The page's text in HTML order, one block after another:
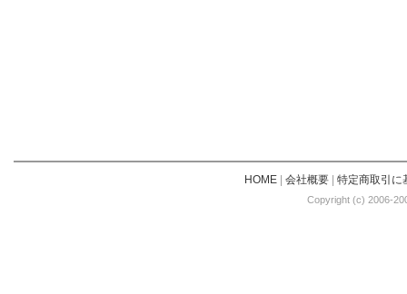
HOME| 会社概要| 特定商取引に
Copyright (c) 2006-